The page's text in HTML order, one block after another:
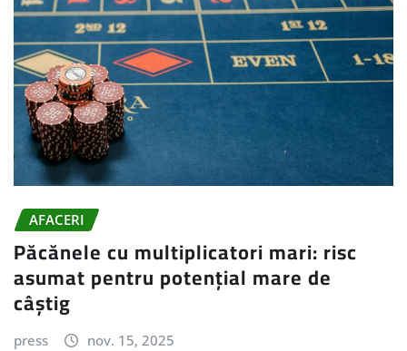
AFACERI
Păcănele cu multiplicatori mari: risc
asumat pentru potențial mare de
câștig
press nov. 15, 2025